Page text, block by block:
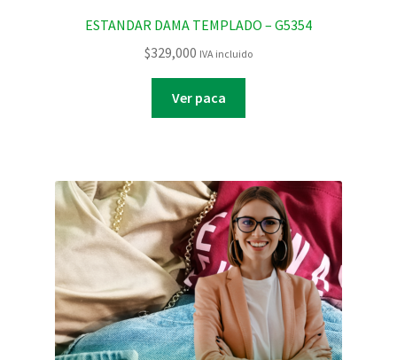
ESTANDAR DAMA TEMPLADO – G5354
$329,000 IVA incluido
Ver paca